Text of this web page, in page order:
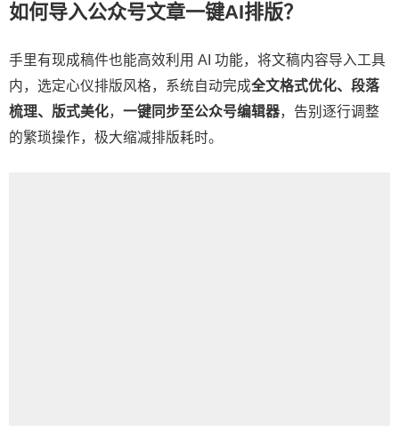
如何导入公众号文章一键AI排版？
手里有现成稿件也能高效利用 AI 功能，将文稿内容导入工具
内，选定心仪排版风格，系统自动完成全文格式优化、段落
梳理、版式美化， 一键同步至公众号编辑器，告别逐行调整
的繁琐操作，极大缩减排版耗时。